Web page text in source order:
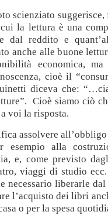
scienziato suggerisce,
la lettura è una
dal reddito e
anche alle buone
economica, ma
cioè il
diceva che:
Cioè siamo ciò
voi la risposta.
assolvere
esempio alla
e, come previsto
viaggi di studio
necessario liberarle
l’acquisto dei libri
o per la spesa